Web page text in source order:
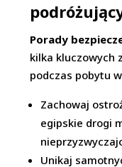
Porady
kilka kluczowych
podczas pobytu
Zachowaj
egipskie drogi
Unikaj